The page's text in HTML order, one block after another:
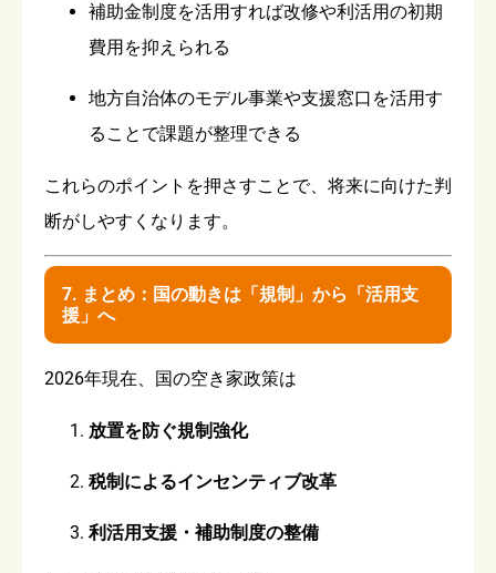
補助金制度を活用すれば改修や利活用の初期
費用を抑えられる
地方自治体のモデル事業や支援窓口を活用す
ることで課題が整理できる
これらのポイントを押さすことで、将来に向けた判
断がしやすくなります。
7. まとめ：国の動きは「規制」から「活用支
援」へ
2026年現在、国の空き家政策は
放置を防ぐ規制強化
税制によるインセンティブ改革
利活用支援・補助制度の整備